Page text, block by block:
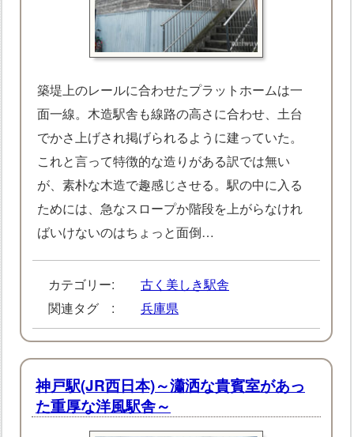
築堤上のレールに合わせたプラットホームは一
面一線。木造駅舎も線路の高さに合わせ、土台
でかさ上げされ掲げられるように建っていた。
これと言って特徴的な造りがある訳では無い
が、素朴な木造で趣感じさせる。駅の中に入る
ためには、急なスロープか階段を上がらなけれ
ばいけないのはちょっと面倒…
カテゴリー:
古く美しき駅舎
関連タグ :
兵庫県
神戸駅(JR西日本)～瀟洒な貴賓室があっ
た重厚な洋風駅舎～